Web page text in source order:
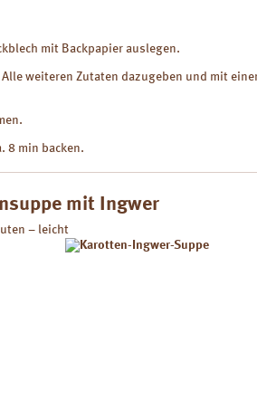
mit Backpapier auslegen.
weiteren Zutaten dazugeben und mit
8 min backen.
mit Ingwer
– leicht